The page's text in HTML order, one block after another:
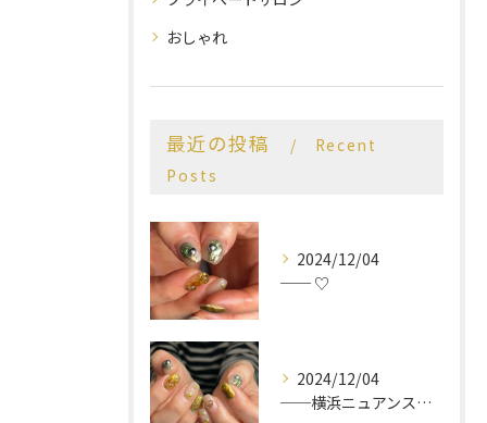
おしゃれ
最近の投稿
Recent
Posts
2024/12/04
── ♡
2024/12/04
──横浜ニュアンスネイルサロン♡